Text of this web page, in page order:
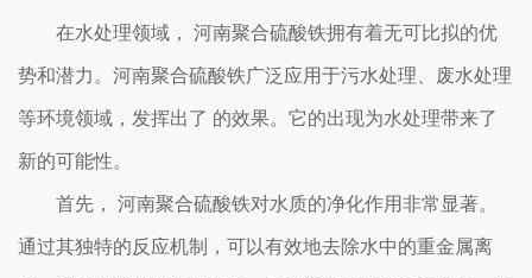
在水处理领域， 河南聚合硫酸铁拥有着无可比拟的优
势和潜力。河南聚合硫酸铁广泛应用于污水处理、废水处理
等环境领域，发挥出了 的效果。它的出现为水处理带来了
新的可能性。
首先， 河南聚合硫酸铁对水质的净化作用非常显著。
通过其独特的反应机制，可以有效地去除水中的重金属离